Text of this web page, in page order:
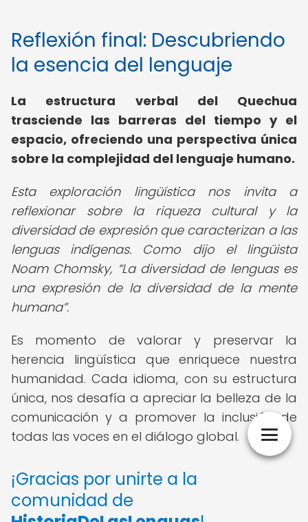
Reflexión final: Descubriendo
la esencia del lenguaje
La estructura verbal del Quechua
trasciende las barreras del tiempo y el
espacio, ofreciendo una perspectiva única
sobre la complejidad del lenguaje humano.
Esta exploración lingüística nos invita a
reflexionar sobre la riqueza cultural y la
diversidad de expresión que caracterizan a las
lenguas indígenas. Como dijo el lingüista
Noam Chomsky, La diversidad de lenguas es
una expresión de la diversidad de la mente
humana .
Es momento de valorar y preservar la
herencia lingüística que enriquece nuestra
humanidad. Cada idioma, con su estructura
única, nos desafía a apreciar la belleza de la
comunicación y a promover la inclusión de
todas las voces en el diálogo global.
¡Gracias por unirte a la
comunidad de